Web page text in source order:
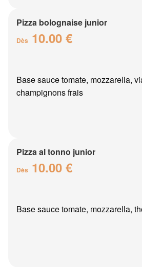
Pizza bolognaise junior
Dès 10.00 €
Base sauce tomate, mozzarella,
champignons frais
Pizza al tonno junior
Dès 10.00 €
Base sauce tomate, mozzarella,